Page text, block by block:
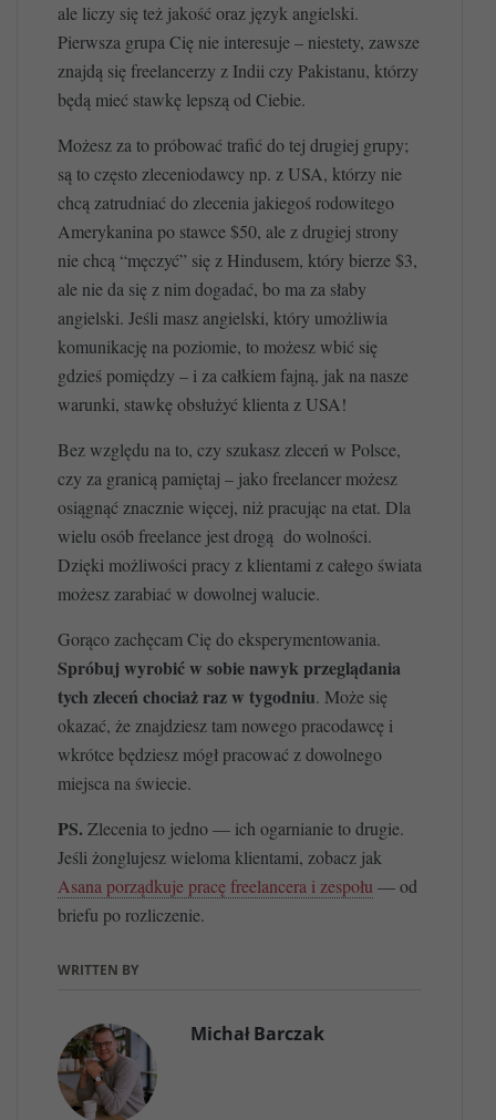
ale liczy się też jakość oraz język angielski.
Pierwsza grupa Cię nie interesuje – niestety, zawsze
znajdą się freelancerzy z Indii czy Pakistanu, którzy
będą mieć stawkę lepszą od Ciebie.
Możesz za to próbować trafić do tej drugiej grupy;
są to często zleceniodawcy np. z USA, którzy nie
chcą zatrudniać do zlecenia jakiegoś rodowitego
Amerykanina po stawce $50, ale z drugiej strony
nie chcą “męczyć” się z Hindusem, który bierze $3,
ale nie da się z nim dogadać, bo ma za słaby
angielski. Jeśli masz angielski, który umożliwia
komunikację na poziomie, to możesz wbić się
gdzieś pomiędzy – i za całkiem fajną, jak na nasze
warunki, stawkę obsłużyć klienta z USA!
Bez względu na to, czy szukasz zleceń w Polsce,
czy za granicą pamiętaj – jako freelancer możesz
osiągnąć znacznie więcej, niż pracując na etat. Dla
wielu osób freelance jest drogą do wolności.
Dzięki możliwości pracy z klientami z całego świata
możesz zarabiać w dowolnej walucie.
Gorąco zachęcam Cię do eksperymentowania.
Spróbuj wyrobić w sobie nawyk przeglądania
tych zleceń chociaż raz w tygodniu. Może się
okazać, że znajdziesz tam nowego pracodawcę i
wkrótce będziesz mógł pracować z dowolnego
miejsca na świecie.
PS. Zlecenia to jedno — ich ogarnianie to drugie.
Jeśli żonglujesz wieloma klientami, zobacz jak
Asana porządkuje pracę freelancera i zespołu — od
briefu po rozliczenie.
WRITTEN BY
Michał Barczak